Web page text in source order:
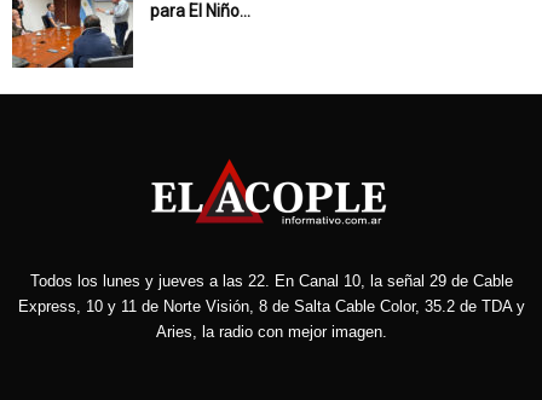
para El Niño...
Todos los lunes y jueves a las 22. En Canal 10, la señal 29 de Cable
Express, 10 y 11 de Norte Visión, 8 de Salta Cable Color, 35.2 de TDA y
Aries, la radio con mejor imagen.